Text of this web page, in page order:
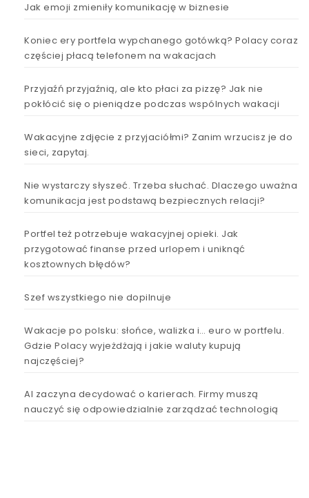
Jak emoji zmieniły komunikację w biznesie
Koniec ery portfela wypchanego gotówką? Polacy coraz
częściej płacą telefonem na wakacjach
Przyjaźń przyjaźnią, ale kto płaci za pizzę? Jak nie
pokłócić się o pieniądze podczas wspólnych wakacji
Wakacyjne zdjęcie z przyjaciółmi? Zanim wrzucisz je do
sieci, zapytaj.
Nie wystarczy słyszeć. Trzeba słuchać. Dlaczego uważna
komunikacja jest podstawą bezpiecznych relacji?
Portfel też potrzebuje wakacyjnej opieki. Jak
przygotować finanse przed urlopem i uniknąć
kosztownych błędów?
Szef wszystkiego nie dopilnuje
Wakacje po polsku: słońce, walizka i… euro w portfelu.
Gdzie Polacy wyjeżdżają i jakie waluty kupują
najczęściej?
AI zaczyna decydować o karierach. Firmy muszą
nauczyć się odpowiedzialnie zarządzać technologią